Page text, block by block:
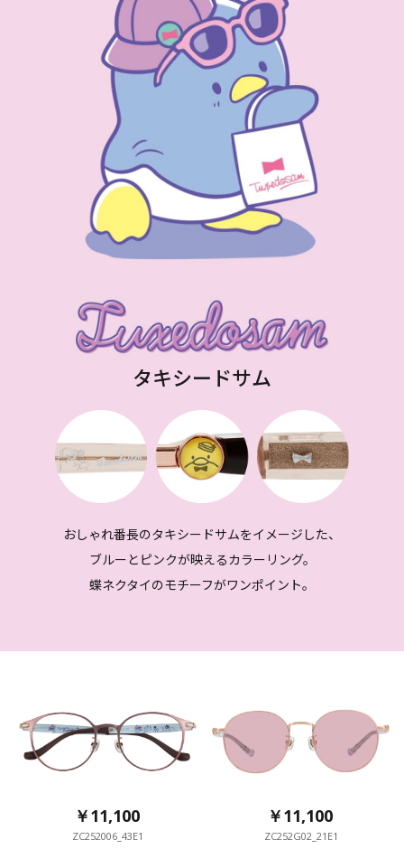
タキシードサム
おしゃれ番長のタキシードサムをイメージした、
ブルーとピンクが映えるカラーリング。
蝶ネクタイのモチーフがワンポイント。
￥11,100
ZC252006_43E1
￥11,100
ZC252G02_21E1